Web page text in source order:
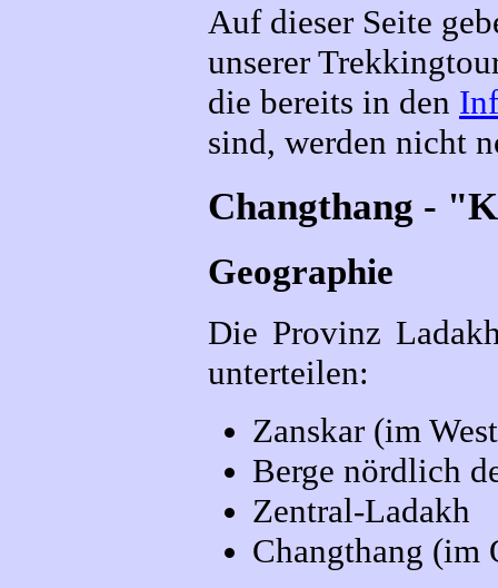
Auf dieser Seite
unserer
die bereits in den
sind, werden nicht
Changthang -
Geographie
Die Provinz
unterteilen:
Zanskar (im
Berge nördlich
Zentral-Ladakh
Changthang (im